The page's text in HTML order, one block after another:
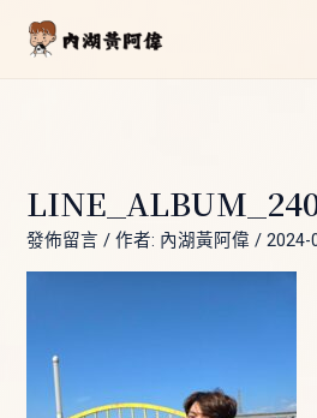
發佈留言 / 作者: 內湖黃阿偉/2024-
navigation